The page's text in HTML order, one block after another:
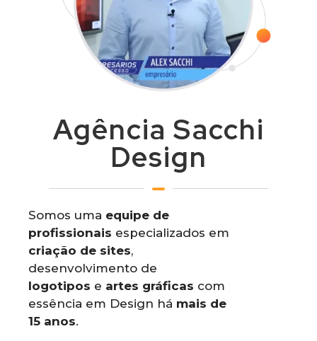
Agência Sacchi
Design
Somos uma equipe de
profissionais especializados em
criação de sites,
desenvolvimento de
logotipos e artes gráficas com
essência em Design há mais de
15 anos.